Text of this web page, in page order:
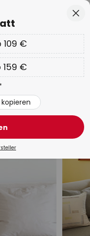
46S
€auf fast alles
109 €
159 €
kopieren